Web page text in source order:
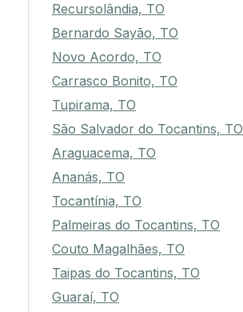
Recursolândia, TO
Bernardo Sayão, TO
Novo Acordo, TO
Carrasco Bonito, TO
Tupirama, TO
São Salvador do Tocantins, TO
Araguacema, TO
Ananás, TO
Tocantínia, TO
Palmeiras do Tocantins, TO
Couto Magalhães, TO
Taipas do Tocantins, TO
Guaraí, TO